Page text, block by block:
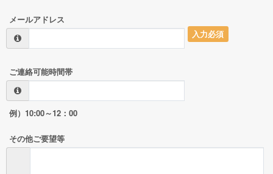
メールアドレス
入力必須
ご連絡可能時間帯
例）10:00～12：00
その他ご要望等